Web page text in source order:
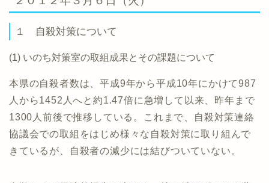
１ 自殺対策について
(1) いのち対策室の取組成果とその課題について
本県の自殺者数は、平成9年から平成10年にかけて987
人から1452人へと約1.47倍に急増して以来、昨年まで
1300人前後で推移している。これまで、自殺対策連絡
協議会での取組をはじめ様々な自殺対策に取り組んで
きているが、自殺者の減少には結びついていない。